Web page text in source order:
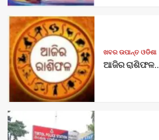
ଖବର ଉପାନ୍ତ ଓଡିଶା
ଆଜିର ରାଶିଫଳ..